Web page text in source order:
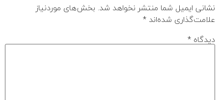
نشانی ایمیل شما منتشر نخواهد شد. بخش‌های موردنیاز
علامت‌گذاری شده‌اند *
دیدگاه *